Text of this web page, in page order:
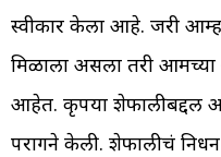
स्वीकार केला आहे. जरी
मिळाला असला तरी
आहेत. कृपया शेफालीबद्दल
परागने केली. शेफालीचं